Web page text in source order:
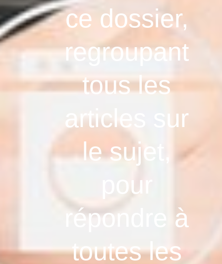
ce dossier,
regroupant
tous les
articles sur
le sujet,
pour
répondre à
toutes les